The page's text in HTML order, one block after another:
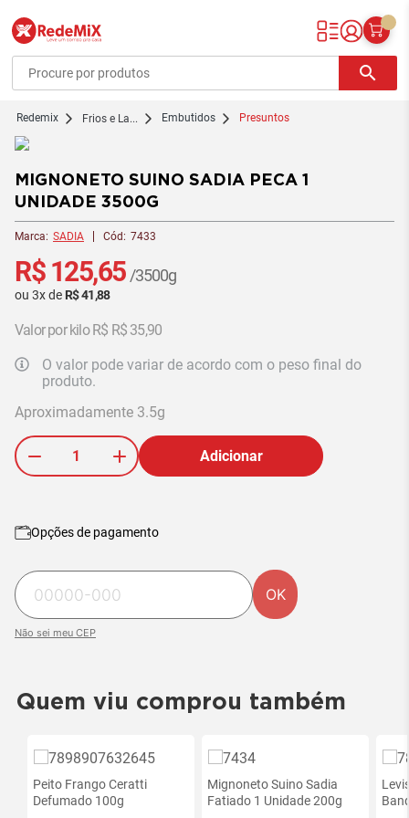
Redemix – Supermercado Online
search
redemix Frios e La... Embutidos Presuntos
MIGNONETO SUINO SADIA PECA 1
UNIDADE 3500G
Marca: SADIA Cód: 7433
R$ 125,65 /3500g
ou 3xde R$ 41,88
Valor por kilo R$ R$ 35,90
O valor pode variar de acordo com o peso final do
produto.
Aproximadamente 3.5g
Adicionar
Opções de pagamento
OK
Não sei meu CEP
Quem viu comprou também
Peito Frango Ceratti
Defumado 100g
Mignoneto Suino Sadia
Fatiado 1 Unidade 200g